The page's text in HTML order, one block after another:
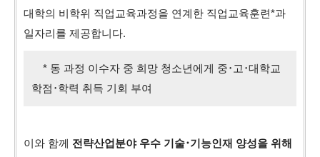
대학의 비학위 직업교육과정을 연계한 직업교육훈련*과
일자리를 제공합니다.
* 동 과정 이수자 중 희망 청소년에게 중･고･대학교
학점･학력 취득 기회 부여
이와 함께 전략산업분야 우수 기술･기능인재 양성을 위해